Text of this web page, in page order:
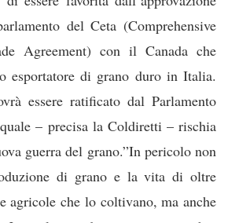
del Ceta (Comprehensive
Agreement) con il Canada che
esportatore di grano duro in Italia.
essere ratificato dal Parlamento
– precisa la Coldiretti – rischia
guerra del grano.”In pericolo non
di grano e la vita di oltre
agricole che lo coltivano, ma anche